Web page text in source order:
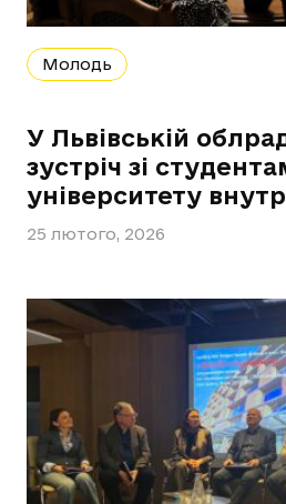
Молодь
У Львівській
зустріч зі
університету
25 лютого, 2026